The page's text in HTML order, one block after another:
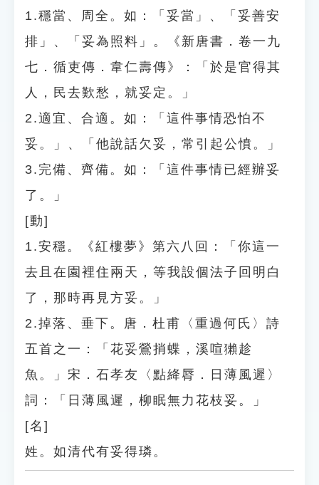
1.穩當、周全。如：「妥當」、「妥善安
排」、「妥為照料」。《新唐書．卷一九
七．循吏傳．韋仁壽傳》：「於是官得其
人，民去歎愁，就妥定。」
2.適宜、合適。如：「這件事情恐怕不
妥。」、「他說話欠妥，常引起公憤。」
3.完備、齊備。如：「這件事情已經辦妥
了。」
[動]
1.安穩。《紅樓夢》第六八回：「你這一
去且在園裡住兩天，等我設個法子回明白
了，那時再見方妥。」
2.掉落、垂下。唐．杜甫〈重過何氏〉詩
五首之一：「花妥鶯捎蝶，溪喧獺趁
魚。」宋．石孝友〈點絳脣．日薄風遲〉
詞：「日薄風遲，柳眠無力花枝妥。」
[名]
姓。如清代有妥得璘。